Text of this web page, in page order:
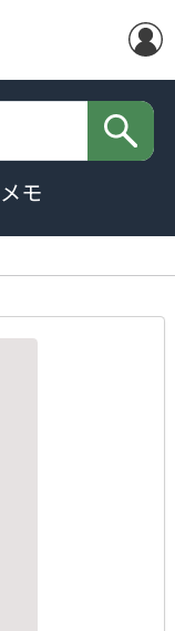
メモ